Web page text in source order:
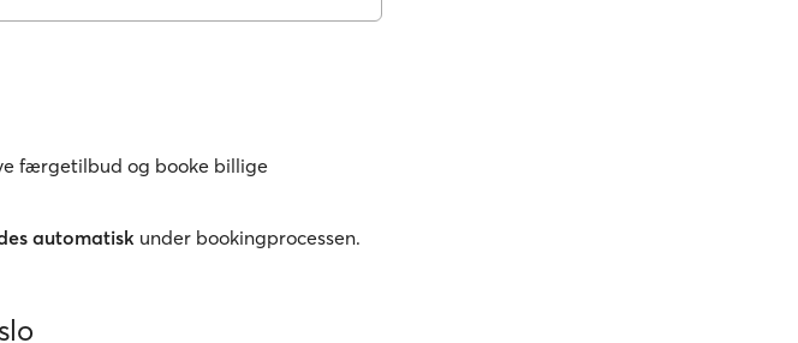
færgetilbud og booke billige
automatisk under bookingprocessen.